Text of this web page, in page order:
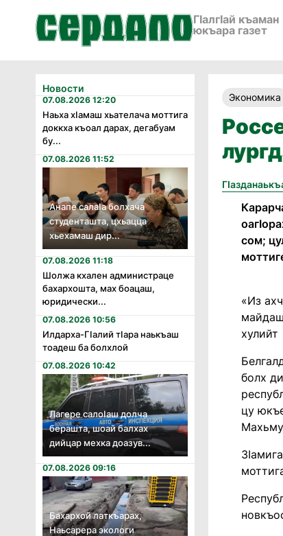
ГӀалгӀай къаман
юкъара газет
Новости
07.08.2026 12:20
Наьха хӏамаш хьателача моттига
доккха къоал дарах, дегабуам
бу...
07.08.2026 11:52
Анапе салаӏа болхача
студенташта, цхьацца
хьехамаш дир...
07.08.2026 11:18
Шолжа кхален администраце
бахархошта, мах боацаш,
юридически...
07.08.2026 10:56
Илдарха-Гӏалий тӏара наькъаш
тоадеш ба болхлой
07.08.2026 10:42
Лагере салоӏаш долча
берашта, шоай балхах
дийцар мехка доазув...
07.08.2026 09:16
Бахархой латкъарах,
Наьсарера экологи
Экономика
сом;
«Из
болх
цу